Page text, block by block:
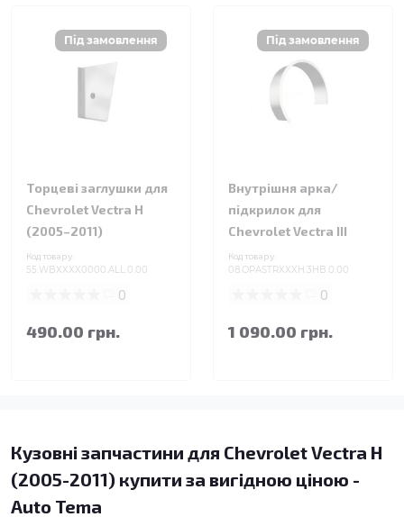
Торцеві заглушки для
Chevrolet Vectra H
(2005–2011)
Код товару:
55.WBXXXX0000.ALL.0.00
0
490.00 грн.
Внутрішня арка/
підкрилок для
Chevrolet Vectra III
Код товару:
08.OPASTRXXXH.3HB.0.00
0
1 090.00 грн.
Кузовні запчастини для Chevrolet Vectra H
(2005-2011) купити за вигідною ціною -
Auto Tema